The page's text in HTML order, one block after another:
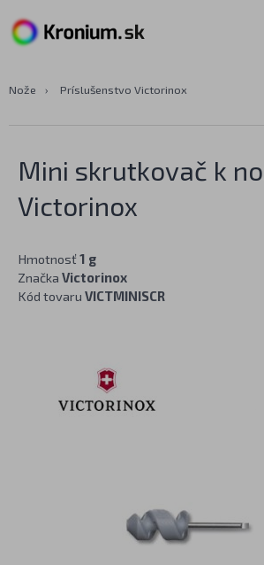
Nože › Príslušenstvo Victorinox
Mini skrutkovač k
Victorinox
Hmotnosť 1 g
Značka Victorinox
Kód tovaru VICTMINISCR